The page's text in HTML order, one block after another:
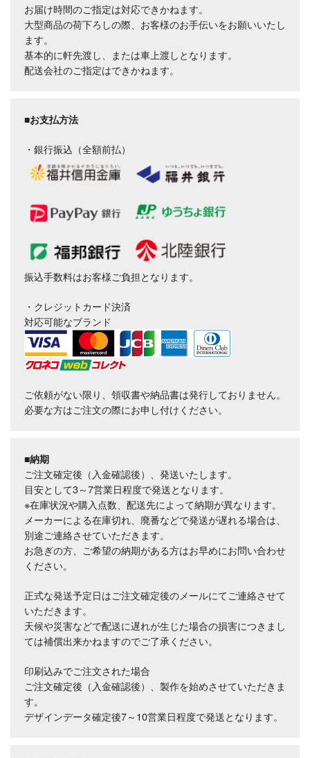
お届け時間のご指定は対応できかねます。
大型商品の荷下ろしの際、お客様のお手伝いをお願いいたし
ます。
基本的に軒先渡し、または車上渡しとなります。
配送会社のご指定はできかねます。
■お支払方法
・銀行振込（全額前払）
振込手数料はお客様ご負担となります。
・クレジットカード決済
対応可能なブランド
ご依頼がない限り、領収書や納品書は発行しておりません。
必要な方はご注文の際にお申し付けください。
■納期
ご注文確定後（入金確認後）、発送いたします。
目安として3～7営業日程度で発送となります。
※在庫状況や購入点数、配送先によって納期が異なります。
メーカーによる在庫切れ、廃番などで発送が遅れる場合は、
別途ご連絡させていただきます。
お急ぎの方、ご希望の納期がある方はお早めにお問い合わせ
ください。
正式な発送予定日はご注文確定後のメールにてご連絡させて
いただきます。
天候や災害などで配送に遅れが生じた場合の損害につきまし
ては補償出来かねますのでご了承ください。
印刷込みでご注文された場合
ご注文確定後（入金確認後）、製作を始めさせていただきま
す。
デザインデータ確定後7～10営業日程度で発送となります。